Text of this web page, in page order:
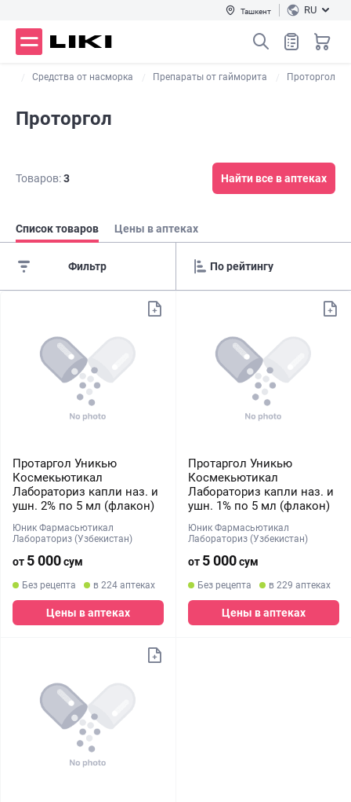
Ташкент RU
Средства от насморка Препараты от гайморита Проторгол
Проторгол
Товаров:3 Найти все в аптеках
Список товаров Цены в аптеках
Фильтр
Протаргол Уникью
Космекьютикал
Лабораториз капли наз. и
ушн. 2% по 5 мл (флакон)
Юник Фармасьютикал
Лабораториз (Узбекистан)
от 5 000сум
Без рецепта в 224 аптеках
Цены в аптеках
Протаргол Уникью
Космекьютикал
Лабораториз капли наз. и
ушн. 1% по 5 мл (флакон)
Юник Фармасьютикал
Лабораториз (Узбекистан)
от 5 000сум
Без рецепта в 229 аптеках
Цены в аптеках